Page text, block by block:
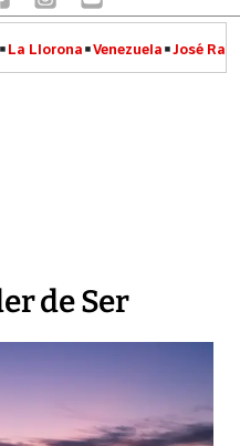
La Llorona Venezuela José
de Ser